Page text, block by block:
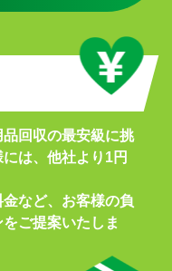
回収の最安級に挑
は、他社より1円
など、お客様の負
ご提案いたしま